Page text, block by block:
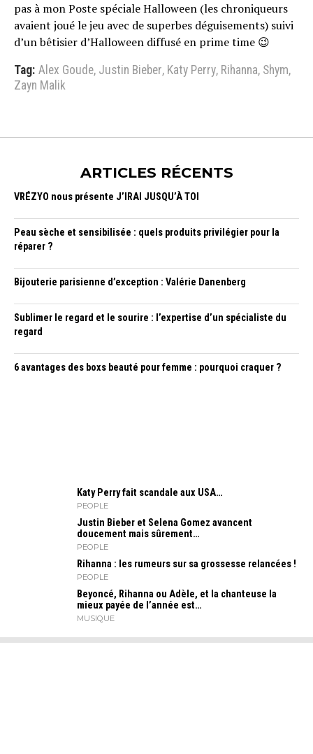
pas à mon Poste spéciale Halloween (les chroniqueurs
avaient joué le jeu avec de superbes déguisements) suivi
d’un bêtisier d’Halloween diffusé en prime time 😉
Tag: Alex Goude, Justin Bieber, Katy Perry, Rihanna, Shym,
Zayn Malik
ARTICLES RÉCENTS
VRÉZYO nous présente J’IRAI JUSQU’À TOI
Peau sèche et sensibilisée : quels produits privilégier pour la
réparer ?
Bijouterie parisienne d’exception : Valérie Danenberg
Sublimer le regard et le sourire : l’expertise d’un spécialiste du
regard
6 avantages des boxs beauté pour femme : pourquoi craquer ?
Katy Perry fait scandale aux USA…
PEOPLE
Justin Bieber et Selena Gomez avancent
doucement mais sûrement…
PEOPLE
Rihanna : les rumeurs sur sa grossesse relancées !
PEOPLE
Beyoncé, Rihanna ou Adèle, et la chanteuse la
mieux payée de l’année est…
MUSIQUE